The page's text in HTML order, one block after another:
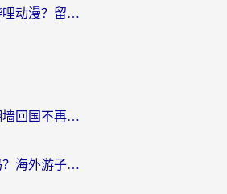
怎么在海外看哔哩哔哩动漫？留学生亲测有效的回国加速方案
海外党必看：在线翻墙回国不再难！教你选对加速器无缝刷国内资源
云极和六毫秒好用吗？海外游子解锁国内资源的真实答案